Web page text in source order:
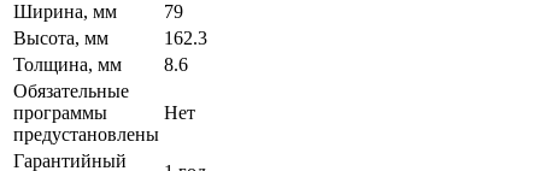
Ширина, мм
79
Высота, мм
162.3
Толщина, мм
8.6
Обязательные
программы
предустановлены
Нет
Гарантийный